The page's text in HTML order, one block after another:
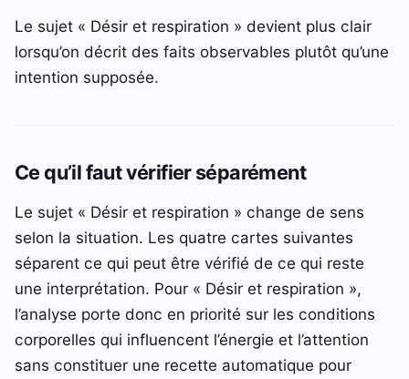
Le sujet « Désir et respiration » devient plus clair
lorsqu’on décrit des faits observables plutôt qu’une
intention supposée.
Ce qu’il faut vérifier séparément
Le sujet « Désir et respiration » change de sens
selon la situation. Les quatre cartes suivantes
séparent ce qui peut être vérifié de ce qui reste
une interprétation. Pour « Désir et respiration »,
l’analyse porte donc en priorité sur les conditions
corporelles qui influencent l’énergie et l’attention
sans constituer une recette automatique pour